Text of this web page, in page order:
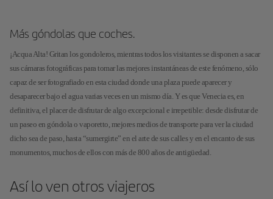
Más góndolas que coches.
¡Acqua Alta! Gritan los gondoleros, mientras todos los visitantes se disponen a sacar
sus cámaras fotográficas para tomar las mejores instantáneas de este fenómeno, sólo
capaz de ser fotografiado en esta ciudad donde una plaza puede aparecer y
desaparecer bajo el agua varias veces en un mismo día. Y es que Venecia es, en
definitiva, el placer de disfrutar de algo excepcional e irrepetible: desde disfrutar de
un paseo en góndola o vaporetto, mejores medios de transporte para ver la ciudad
dicho sea de paso, hasta “sumergirte” en el arte de sus calles y en el encanto de sus
monumentos, muchos de ellos con más de 800 años de antigüedad.
Así lo ven otros viajeros